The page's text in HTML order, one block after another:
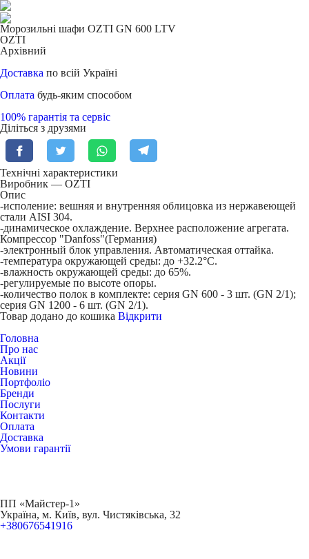
Морозильні шафи OZTI GN 600 LTV
OZTI
Архівний
Доставка по всій Україні
Оплата будь-яким способом
100% гарантія та сервіс
Діліться з друзями
Технічні характеристики
Виробник — OZTI
Опис
-исполение: вешняя и внутренняя облицовка из нержавеющей
стали AISI 304.
-динамическое охлаждение. Верхнее расположение агрегата.
Компрессор "Danfoss"(Германия)
-электронный блок управления. Автоматическая оттайка.
-температура окружающей среды: до +32.2°С.
-влажность окружающей среды: до 65%.
-регулируемые по высоте опоры.
-количество полок в комплекте: серия GN 600 - 3 шт. (GN 2/1);
серия GN 1200 - 6 шт. (GN 2/1).
Товар додано до кошика Відкрити
Головна
Про нас
Акції
Новини
Портфоліо
Бренди
Послуги
Контакти
Оплата
Доставка
Умови гарантії
ПП «Майстер-1»
Українa, м. Київ, вул. Чистяківська, 32
+380676541916